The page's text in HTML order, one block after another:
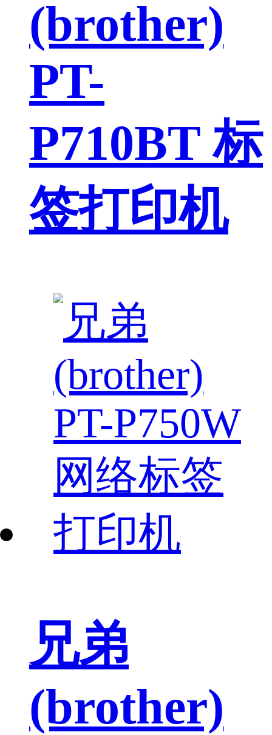
(brother)
PT-
P710BT 标
签打印机
兄弟
(brother)